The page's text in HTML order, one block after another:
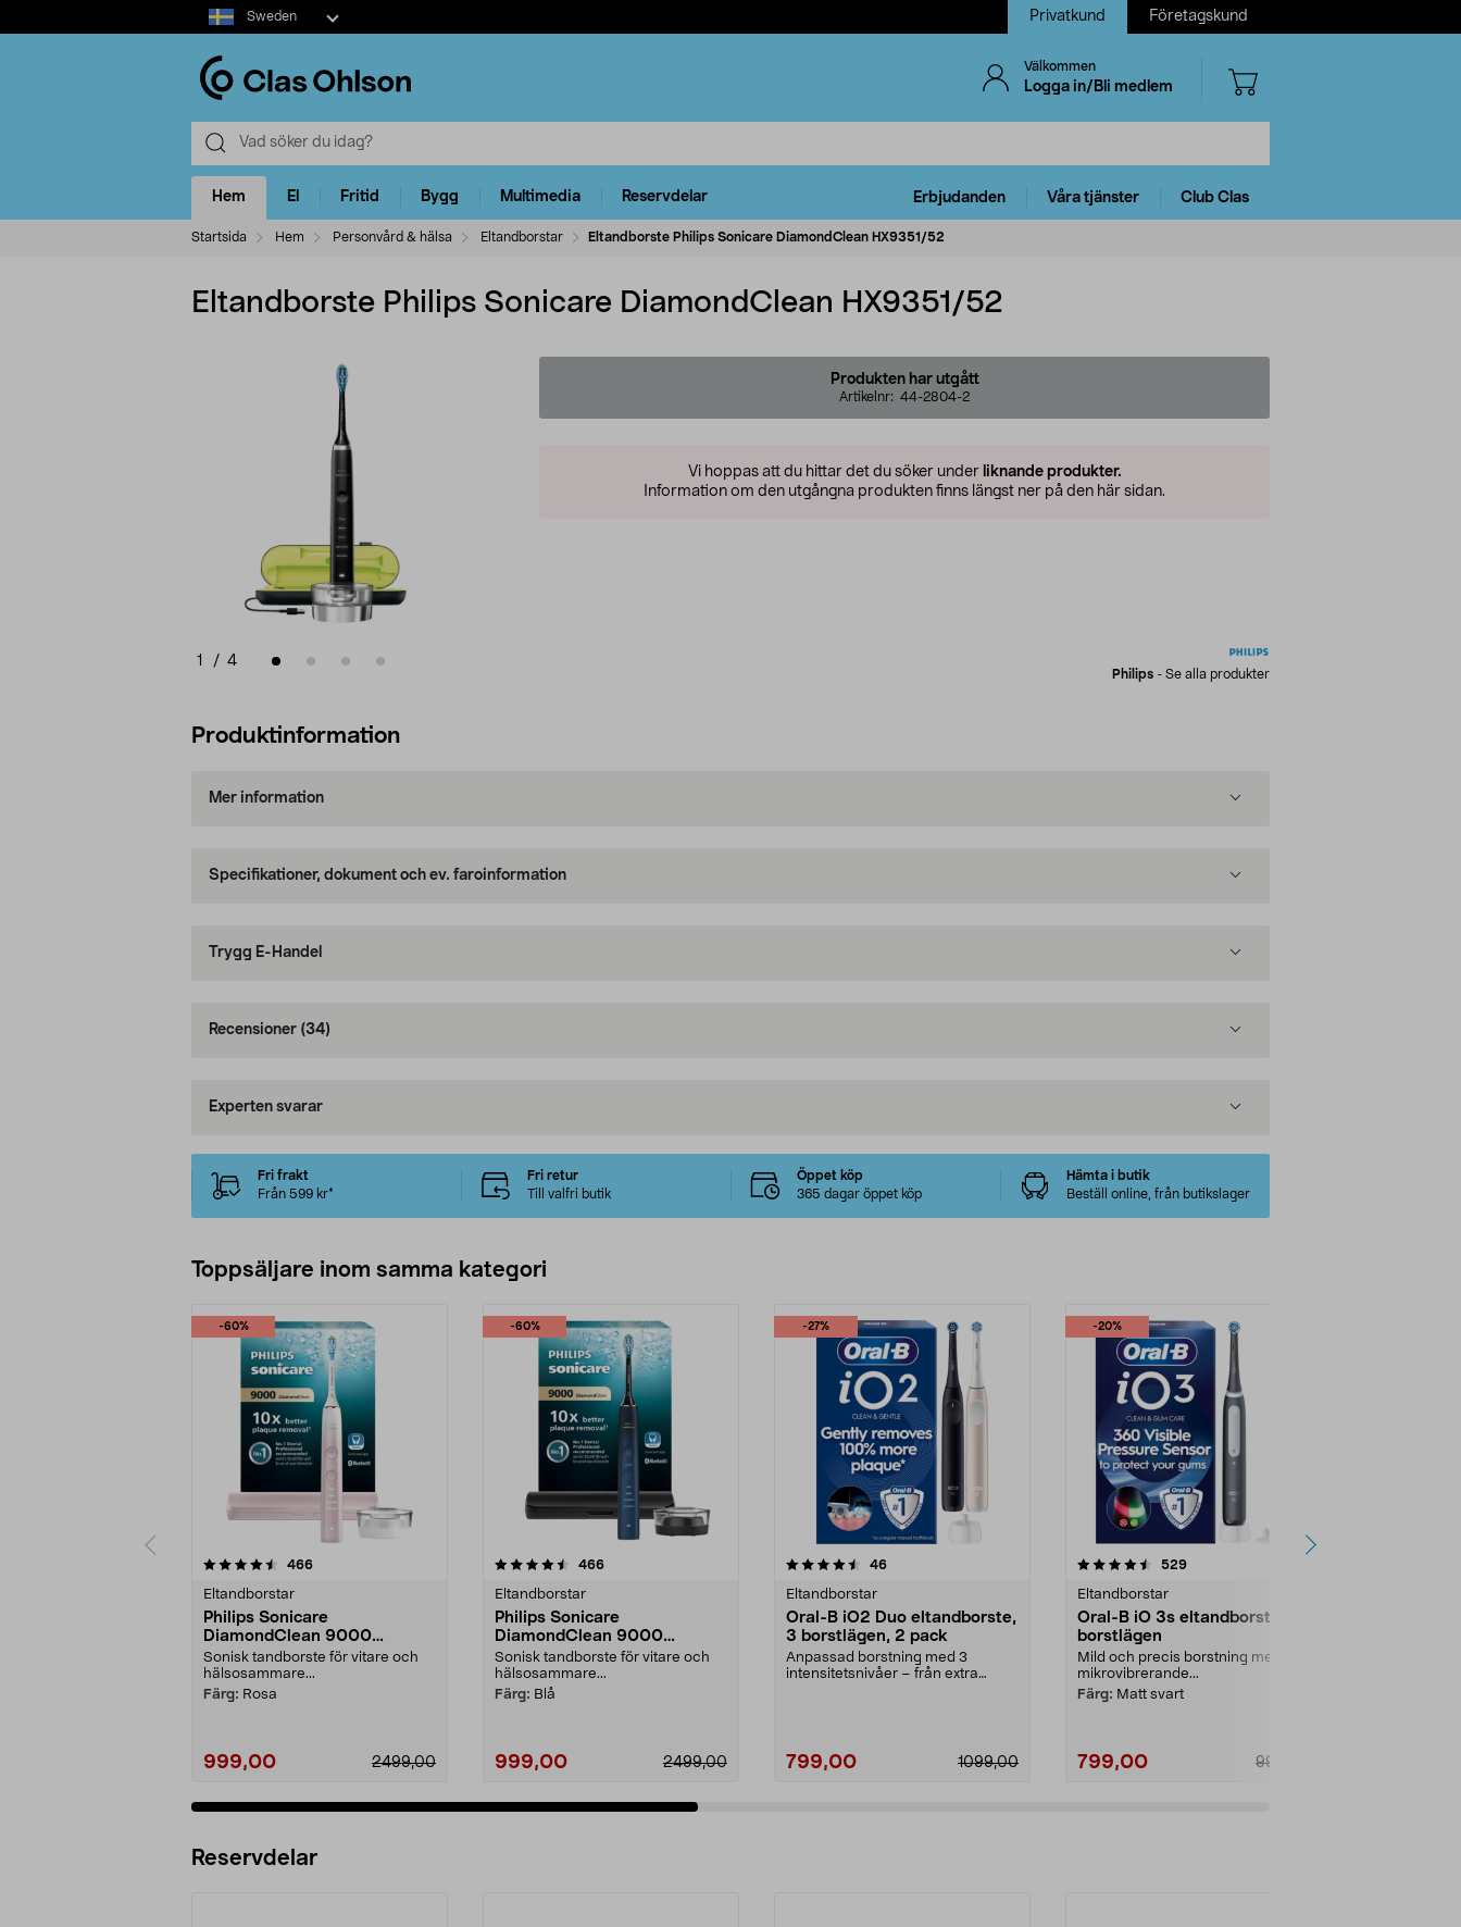
Select
market
Sweden Privatkund Företagskund
Välkommen
Logga in/Bli medlem
Hem El Fritid Bygg Multimedia Reservdelar Erbjudanden Våra tjänster Club Clas
Startsida Hem Personvård & hälsa Eltandborstar Eltandborste Philips Sonicare DiamondClean HX9351/52
Eltandborste Philips Sonicare DiamondClean HX9351/52
1 / 4
Produkten har utgått
Artikelnr: 44-2804-2
Vi hoppas att du hittar det du söker under liknande produkter.
Information om den utgångna produkten finns längst ner på den här sidan.
Philips - Se alla produkter
Produktinformation
Mer information
Specifikationer, dokument och ev. faroinformation
Trygg E-Handel
Recensioner (34)
Experten svarar
Fri frakt
Från 599 kr*
Fri retur
Till valfri butik
Öppet köp
365 dagar öppet köp
Hämta i butik
Beställ online, från butikslager
Toppsäljare inom samma kategori
-60%
466recensioner
Eltandborstar
Philips Sonicare
DiamondClean 9000
eltandborste, Special Edition
Sonisk tandborste för vitare och
hälsosammare...
Färg: Rosa
999,00 2499,00
-60%
4.5 av 5 stjärnor 466recensioner
Eltandborstar
Philips Sonicare
DiamondClean 9000
eltandborste, Special Edition
Sonisk tandborste för vitare och
hälsosammare...
Färg: Blå
999,00 2499,00
-27%
4.5 av 5 stjärnor 46recensioner
Eltandborstar
Oral-B iO2 Duo eltandborste,
3 borstlägen, 2 pack
Anpassad borstning med 3
intensitetsnivåer – från extra
799,00 1099,00
-20%
4.5 av 5 stjärnor 529recensioner
Eltandborstar
Oral-B iO 3s eltandborste, 3
borstlägen
Mild och precis borstning med
mikrovibrerande...
Färg: Matt svart
799,00 999,00
4.0 av 5 stjärnor
Reservdelar